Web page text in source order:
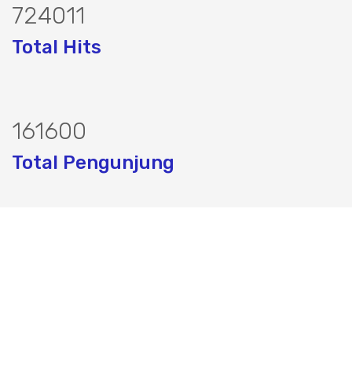
930053
Total Hits
207589
Total Pengunjung